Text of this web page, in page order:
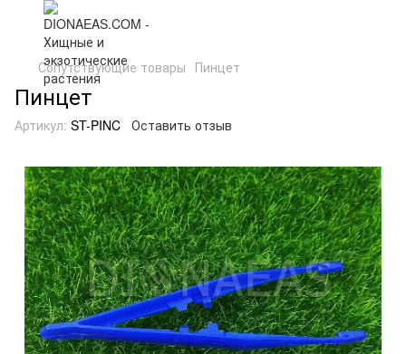
Сопутствующие товары Пинцет
Пинцет
Артикул: ST-PINC Оставить отзыв